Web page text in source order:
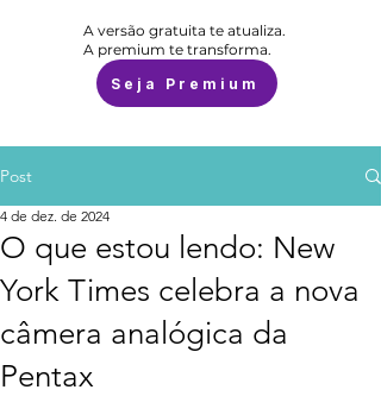
A versão gratuita te atualiza.
A premium te transforma.
Seja Premium
Post
O que estou lendo: New
York Times celebra a nova
câmera analógica da
Pentax
4 de dez. de 2024